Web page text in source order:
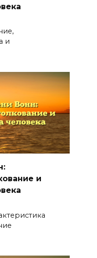
и
и